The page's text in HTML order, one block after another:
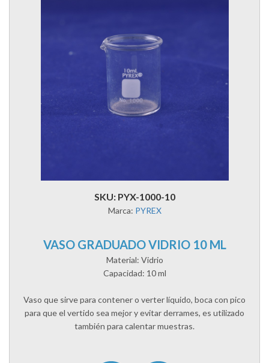
SKU: PYX-1000-10
Marca: PYREX
VASO GRADUADO VIDRIO 10 ML
Material: Vidrio
Capacidad: 10 ml
Vaso que sirve para contener o verter líquido, boca con pico
para que el vertido sea mejor y evitar derrames, es utilizado
también para calentar muestras.